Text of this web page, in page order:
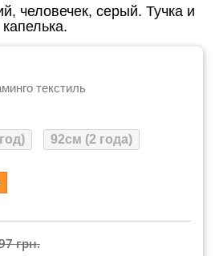
человечек, серый. Тучка и
капелька.
текстиль
92см (2 года)
грн.